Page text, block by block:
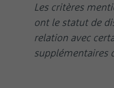
Les critères
ont le statut de
relation avec
supplémentaires